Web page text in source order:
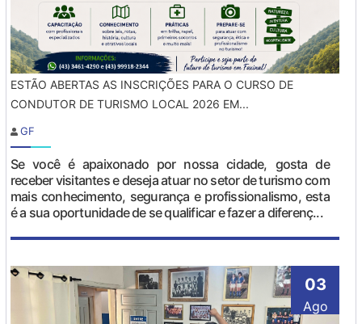
ESTÃO ABERTAS AS INSCRIÇÕES PARA O CURSO DE
CONDUTOR DE TURISMO LOCAL 2026 EM...
GF
Se você é apaixonado por nossa cidade, gosta de
receber visitantes e deseja atuar no setor de turismo com
mais conhecimento, segurança e profissionalismo, esta
é a sua oportunidade de se qualificar e fazer a diferenç...
03
Ago